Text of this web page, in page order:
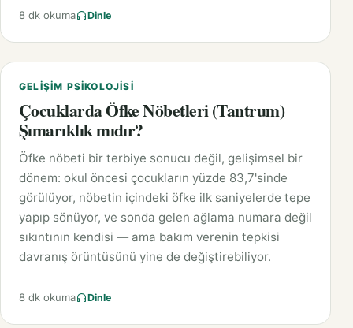
8 dk okuma Dinle
GELIŞIM PSIKOLOJISI
Çocuklarda Öfke Nöbetleri (Tantrum)
Şımarıklık mıdır?
Öfke nöbeti bir terbiye sonucu değil, gelişimsel bir
dönem: okul öncesi çocukların yüzde 83,7'sinde
görülüyor, nöbetin içindeki öfke ilk saniyelerde tepe
yapıp sönüyor, ve sonda gelen ağlama numara değil
sıkıntının kendisi — ama bakım verenin tepkisi
davranış örüntüsünü yine de değiştirebiliyor.
8 dk okuma Dinle